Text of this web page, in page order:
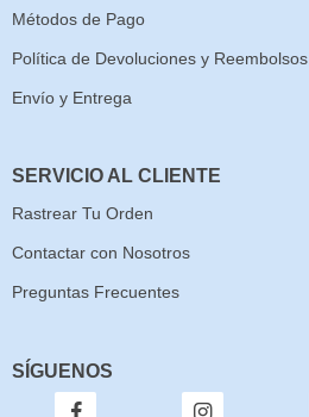
Métodos de Pago
Política de Devoluciones y Reembolsos
Envío y Entrega
SERVICIO AL CLIENTE
Rastrear Tu Orden
Contactar con Nosotros
Preguntas Frecuentes
SÍGUENOS